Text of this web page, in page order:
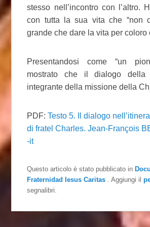
stesso nell’incontro con l’altro.
con tutta la sua vita che “non
grande che dare la vita per coloro
Presentandosi come “un
mostrato che il dialogo
integrante della missione della
PDF:Testo 5. Il dialogo
di fratel Charles. Jean-François
-it
Questo articolo è stato pubblicato in
Fraternidad Iesus Caritas . Aggiungi il
segnalibri.